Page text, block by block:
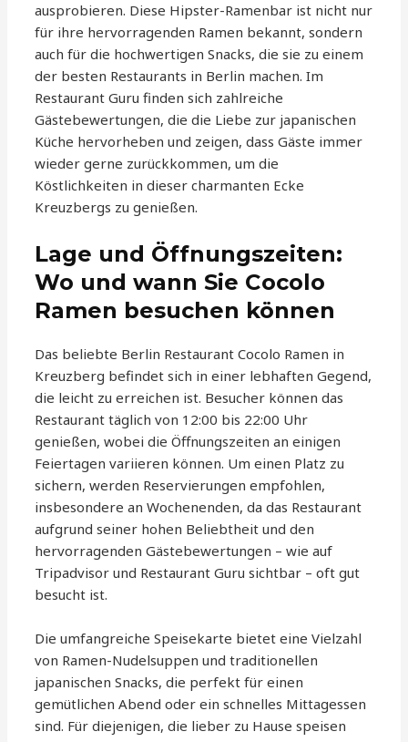
ausprobieren. Diese Hipster-Ramenbar ist nicht nur
für ihre hervorragenden Ramen bekannt, sondern
auch für die hochwertigen Snacks, die sie zu einem
der besten Restaurants in Berlin machen. Im
Restaurant Guru finden sich zahlreiche
Gästebewertungen, die die Liebe zur japanischen
Küche hervorheben und zeigen, dass Gäste immer
wieder gerne zurückkommen, um die
Köstlichkeiten in dieser charmanten Ecke
Kreuzbergs zu genießen.
Lage und Öffnungszeiten:
Wo und wann Sie Cocolo
Ramen besuchen können
Das beliebte Berlin Restaurant Cocolo Ramen in
Kreuzberg befindet sich in einer lebhaften Gegend,
die leicht zu erreichen ist. Besucher können das
Restaurant täglich von 12:00 bis 22:00 Uhr
genießen, wobei die Öffnungszeiten an einigen
Feiertagen variieren können. Um einen Platz zu
sichern, werden Reservierungen empfohlen,
insbesondere an Wochenenden, da das Restaurant
aufgrund seiner hohen Beliebtheit und den
hervorragenden Gästebewertungen – wie auf
Tripadvisor und Restaurant Guru sichtbar – oft gut
besucht ist.
Die umfangreiche Speisekarte bietet eine Vielzahl
von Ramen-Nudelsuppen und traditionellen
japanischen Snacks, die perfekt für einen
gemütlichen Abend oder ein schnelles Mittagessen
sind. Für diejenigen, die lieber zu Hause speisen